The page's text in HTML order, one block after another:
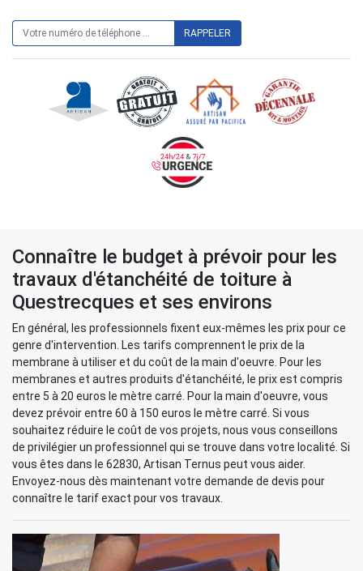
Connaître le budget à prévoir pour les
travaux d'étanchéité de toiture à
Questrecques et ses environs
En général, les professionnels fixent eux-mêmes les prix pour ce
genre d'intervention. Les tarifs comprennent le prix de la
membrane à utiliser et du coût de la main d'oeuvre. Pour les
membranes et autres produits d'étanchéité, le prix est compris
entre 5 à 20 euros le mètre carré. Pour la main d'oeuvre, vous
devez prévoir entre 60 à 150 euros le mètre carré. Si vous
souhaitez réduire le coût de vos projets, nous vous conseillons
de privilégier un professionnel qui se trouve dans votre localité. Si
vous êtes dans le 62830, Artisan Ternus peut vous aider.
Envoyez-nous dès maintenant votre demande de devis pour
connaître le tarif exact pour vos travaux.